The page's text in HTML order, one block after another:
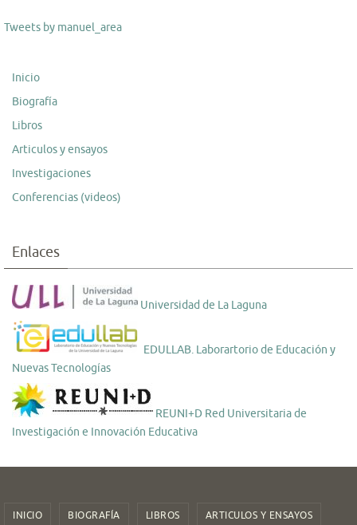
Tweets by manuel_area
Inicio
Biografía
Libros
Articulos y ensayos
Investigaciones
Conferencias (videos)
Enlaces
Universidad de La Laguna
EDULLAB. Laborartorio de Educación y
Nuevas Tecnologías
REUNI+D Red Universitaria de
Investigación e Innovación Educativa
INICIO BIOGRAFÍA LIBROS ARTICULOS Y ENSAYOS